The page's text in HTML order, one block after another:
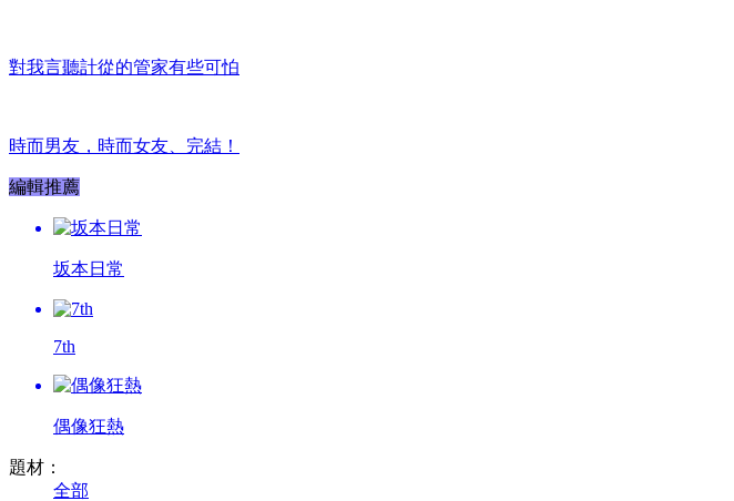
對我言聽計從的管家有些可怕
時而男友，時而女友、完結！
編輯推薦
坂本日常
7th
偶像狂熱
題材：
全部